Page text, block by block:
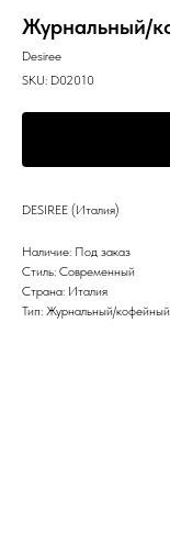
Журнальный/
Desiree
SKU: D02010
DESIREE (Италия)
Наличие: Под заказ
Стиль: Современный
Страна: Италия
Тип: Журнальный/